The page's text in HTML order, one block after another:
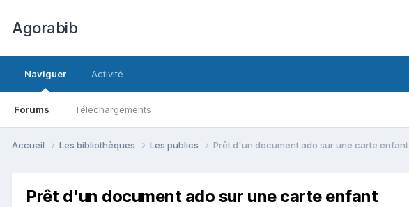
Agorabib
Naviguer
Forums Téléchargements
Activité
Accueil Les bibliothèques Les publics Prêt d'un document ado sur une carte enfant
Prêt d'un document ado sur une carte enfant